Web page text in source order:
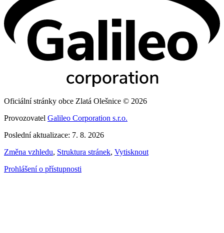
Oficiální stránky obce Zlatá Olešnice © 2026
Provozovatel Galileo Corporation s.r.o.
Poslední aktualizace: 7. 8. 2026
Změna vzhledu, Struktura stránek, Vytisknout
Prohlášení o přístupnosti